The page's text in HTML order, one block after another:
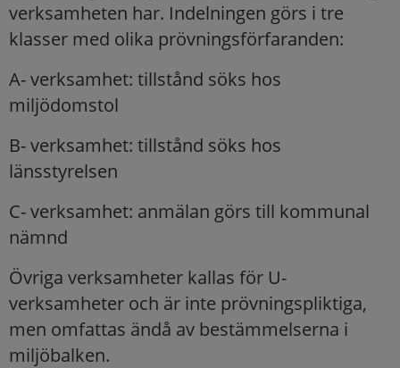
verksamheten har. Indelningen görs i tre
klasser med olika prövningsförfaranden:
A- verksamhet: tillstånd söks hos
miljödomstol
B- verksamhet: tillstånd söks hos
länsstyrelsen
C- verksamhet: anmälan görs till kommunal
nämnd
Övriga verksamheter kallas för U-
verksamheter och är inte prövningspliktiga,
men omfattas ändå av bestämmelserna i
miljöbalken.